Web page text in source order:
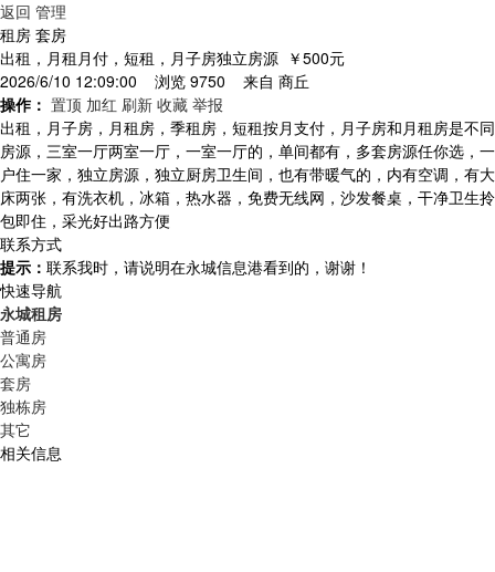
返回 管理
租房 套房
出租，月租月付，短租，月子房独立房源 ￥500元
2026/6/10 12:09:00 浏览 9750 来自 商丘
操作： 置顶 加红 刷新 收藏 举报
出租，月子房，月租房，季租房，短租按月支付，月子房和月租房是不同
房源，三室一厅两室一厅，一室一厅的，单间都有，多套房源任你选，一
户住一家，独立房源，独立厨房卫生间，也有带暖气的，内有空调，有大
床两张，有洗衣机，冰箱，热水器，免费无线网，沙发餐桌，干净卫生拎
包即住，采光好出路方便
联系方式
提示： 联系我时，请说明在永城信息港看到的，谢谢！
快速导航
永城租房
普通房
公寓房
套房
独栋房
其它
相关信息